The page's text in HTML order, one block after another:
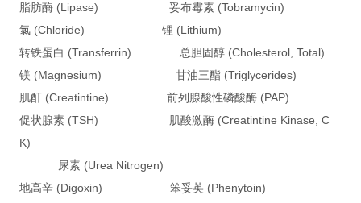
脂肪酶 (Lipase) 妥布霉素 (Tobramycin)
氯 (Chloride) 锂 (Lithium)
转铁蛋白 (Transferrin) 总胆固醇 (Cholesterol, Total)
镁 (Magnesium) 甘油三酯 (Triglycerides)
肌酐 (Creatintine) 前列腺酸性磷酸酶 (PAP)
促状腺素 (TSH) 肌酸激酶 (Creatintine Kinase, C
K)
尿素 (Urea Nitrogen)
地高辛 (Digoxin) 笨妥英 (Phenytoin)